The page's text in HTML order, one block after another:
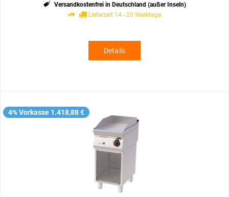
Versandkostenfrei in Deutschland (außer Inseln)
Lieferzeit 14 - 20 Werktage
Details
4% Vorkasse 1.418,88 €